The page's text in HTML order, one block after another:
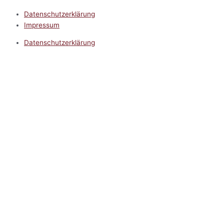
Datenschutzerklärung
Impressum
Datenschutzerklärung